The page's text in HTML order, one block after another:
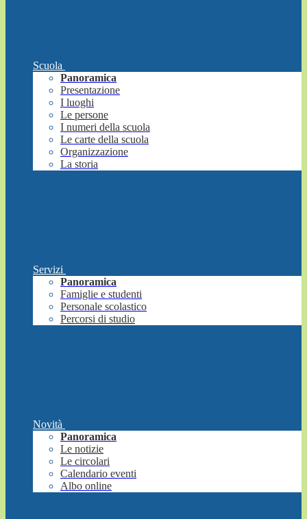
Scuola
Panoramica
Presentazione
I luoghi
Le persone
I numeri della scuola
Le carte della scuola
Organizzazione
La storia
Servizi
Panoramica
Famiglie e studenti
Personale scolastico
Percorsi di studio
Novità
Panoramica
Le notizie
Le circolari
Calendario eventi
Albo online